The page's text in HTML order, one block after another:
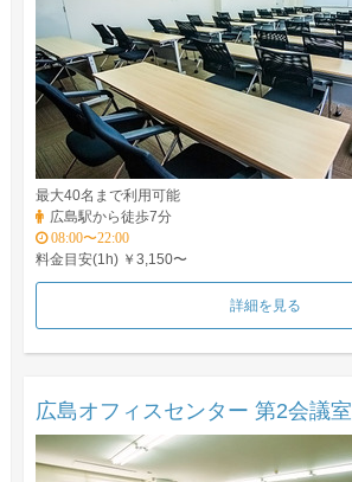
最大40名まで利用可能
広島駅から徒歩7分
08:00〜22:00
料金目安(1h) ￥3,150〜
詳細を見る
広島オフィスセンター 第2会議室